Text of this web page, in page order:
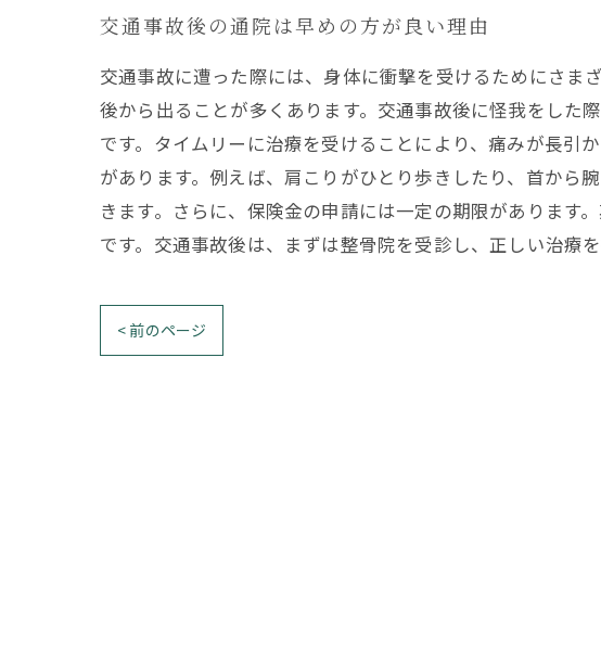
交通事故後の通院は早めの方が良い理由
交通事故に遭った際には、身体に衝撃を受けるためにさま
後から出ることが多くあります。交通事故後に怪我をした
です。タイムリーに治療を受けることにより、痛みが長引
があります。例えば、肩こりがひとり歩きしたり、首から
きます。さらに、保険金の申請には一定の期限があります
です。交通事故後は、まずは整骨院を受診し、正しい治療を
< 前のページ